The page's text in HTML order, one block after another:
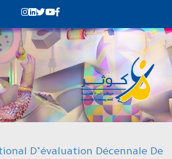
D’évaluation Décennale De